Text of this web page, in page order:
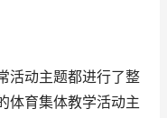
活动主题都进行了整
体育集体教学活动主